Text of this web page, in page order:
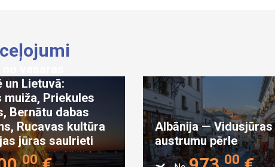
un Lietuvā:
muiža, Priekules
Bernātu dabas
Rucavas kultūra
jūras saulrieti
00
Albānija — Vidusjūras
austrumu pērle
00